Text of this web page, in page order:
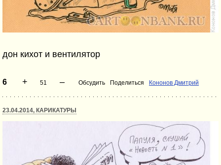
дон кихот и вентилятор
6 + 51 – Обсудить Поделиться Кононов Дмитрий
23.04.2014, КАРИКАТУРЫ